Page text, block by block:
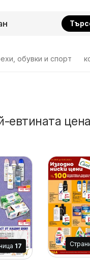
обувки и спорт
цена
17